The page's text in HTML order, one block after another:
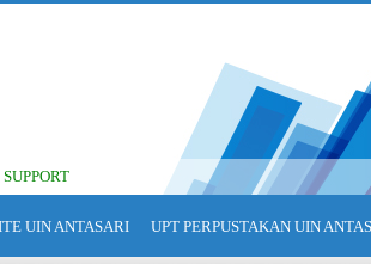
UIN ANTASARI UPT PERPUSTAKAN UIN